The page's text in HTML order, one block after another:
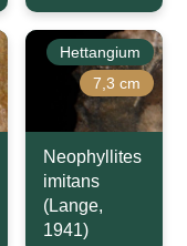
Hettangium
7,3 cm
Neophyllites
imitans
(Lange,
1941)